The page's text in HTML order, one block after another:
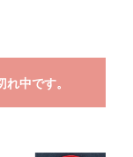
れ中です。